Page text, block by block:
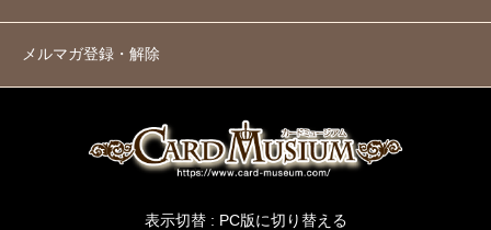
メルマガ登録・解除
表示切替 : PC版に切り替える